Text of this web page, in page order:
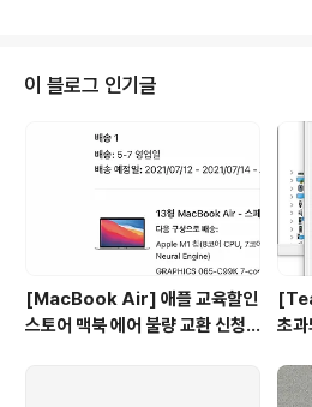
기 작업을 할 때 정상적으로 안되는 경우가 있다.
이 올라가면서 시스템 보안을 위한 정책이 추가된
본적으로 톰캣이 포함된 webapps와 logs 파
쓰기를 지원하고, 다른 경로는 설정을 통해 읽고
능하게끔 해야한다. 이러한 방법에는 다음..
이 블로그 인기글
[MacBook Air] 애플 교육할인
스토어 맥북 에어 불량 교환 신청
초